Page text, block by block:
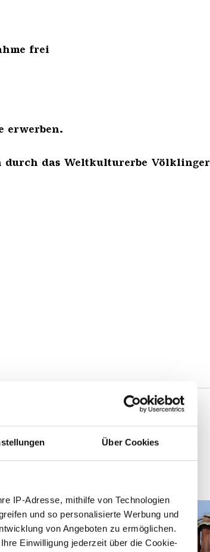
Über Cookies
IP-Adresse, mithilfe von Technologien
und so personalisierte Werbung und
von Angeboten zu ermöglichen.
Einwilligung jederzeit über die Cookie-
frei
erwerben.
durch das Weltkulturerbe Völklinger